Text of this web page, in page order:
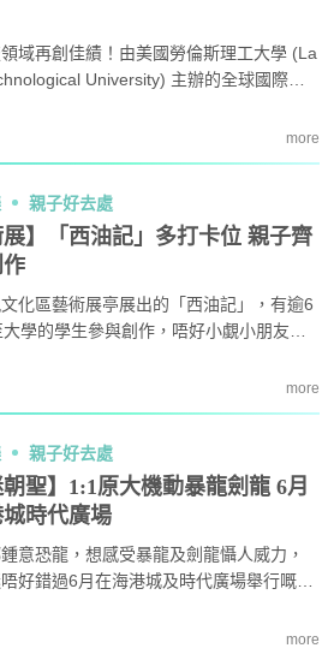
域再創佳績！由美國勞倫斯理工大學 (La
University) 主辦的全球國際機
特別獎項。
more
親子好去處
】「西油記」多打卡位 親子齊
化區藝術展亭展出的「西油記」，有逾6
學的學生參與創作，唔好小覷小朋友和
亦可探索作品中的隱藏彩蛋，以嶄新藝
西九龍。
more
親子好去處
朝聖】1:1原大機動暴龍劍龍 6月
時代廣場
意恐龍，想感受暴龍及劍龍懾人威力，
好錯過6月在海港城及時代廣場舉行嘅
more